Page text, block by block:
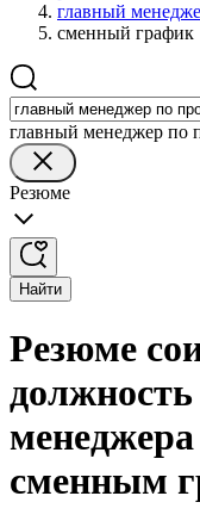
главный
сменный график
главный менеджер по
Резюме
Найти
Резюме
должность
сменным